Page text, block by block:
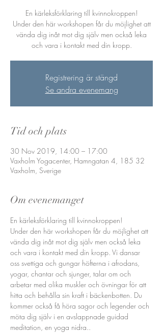
En kärleksförklaring till kvinnokroppen!
Under den här workshopen får du möjlighet att
vända dig inåt mot dig själv men också leka
och vara i kontakt med din kropp.
Registrering är stängd
Se andra evenemang
Tid och plats
30 Nov 2019, 14:00 – 17:00
Vaxholm Yogacenter, Hamngatan 4, 185 32
Vaxholm, Sverige
Om evenemanget
En kärleksförklaring till kvinnokroppen!
Under den här workshopen får du möjlighet att
vända dig inåt mot dig själv men också leka
och vara i kontakt med din kropp. Vi dansar
oss svettiga och gungar höfterna i afrodans,
yogar, chantar och sjunger, talar om och
arbetar med olika muskler och övningar för att
hitta och behålla sin kraft i bäckenbotten. Du
kommer också få höra sagor och legender och
möta dig själv i en avslappnade guidad
meditation, en yoga nidra..